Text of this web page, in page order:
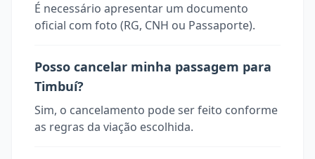
É necessário apresentar um documento
oficial com foto (RG, CNH ou Passaporte).
Posso cancelar minha passagem para
Timbuí?
Sim, o cancelamento pode ser feito conforme
as regras da viação escolhida.